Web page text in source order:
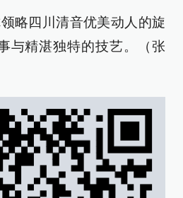
略四川清音优美动人的旋
与精湛独特的技艺。（张